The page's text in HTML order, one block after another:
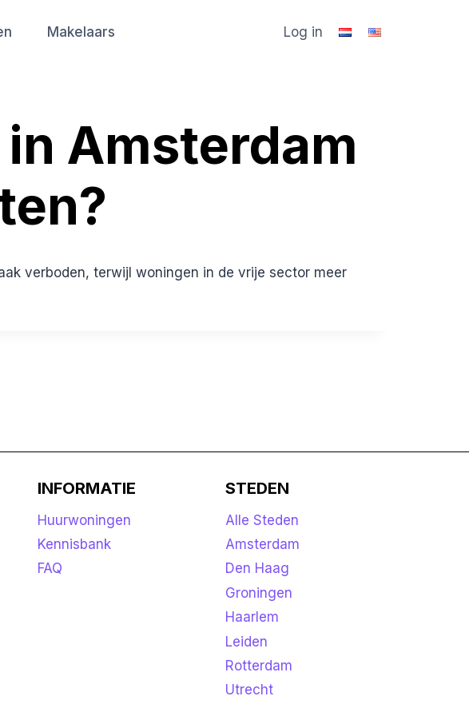
Makelaars Log in
Amsterdam
verboden, terwijl woningen in de vrije sector meer
INFORMATIE
Huurwoningen
Kennisbank
FAQ
STEDEN
Alle Steden
Amsterdam
Den Haag
Groningen
Haarlem
Leiden
Rotterdam
Utrecht